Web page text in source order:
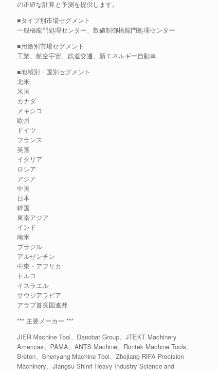
の正確な計算と予測を提供します。
■タイプ別市場セグメント
一般橋龍門処理センター、数値制御橋龍門処理センター
■用途別市場セグメント
工業、航空宇宙、鉄道交通、新エネルギー自動車
■地域別・国別セグメント
北米
米国
カナダ
メキシコ
欧州
ドイツ
フランス
英国
イタリア
ロシア
アジア
中国
日本
韓国
東南アジア
インド
南米
ブラジル
アルゼンチン
中東・アフリカ
トルコ
イスラエル
サウジアラビア
アラブ首長国連邦
*** 主要メーカー ***
JIER Machine Tool、Danobat Group、JTEKT Machinery
Americas、PAMA、ANTS Machine、Rontek Machine Tools、
Breton、Shenyang Machine Tool、Zhejiang RIFA Precision
Machinery、Jiangsu Shinri Heavy Industry Science and